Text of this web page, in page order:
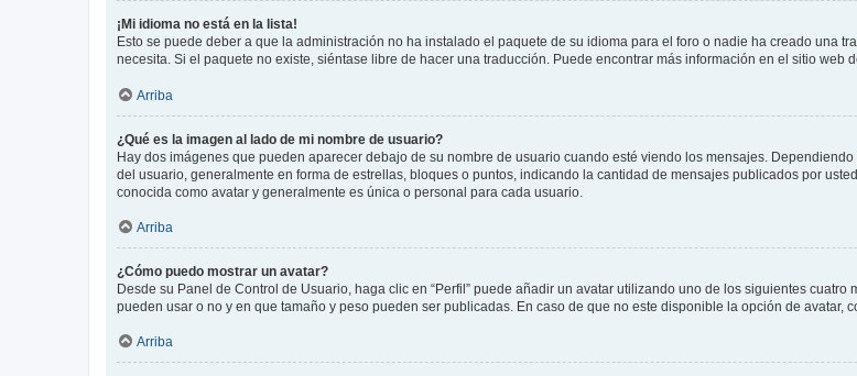
¡Mi idioma no está en la lista!
Esto se puede deber a que la administración no ha instalado el paquete de su idioma para el foro o nadie ha creado una
necesita. Si el paquete no existe, siéntase libre de hacer una traducción. Puede encontrar más información en el sitio web
Arriba
¿Qué es la imagen al lado de mi nombre de usuario?
Hay dos imágenes que pueden aparecer debajo de su nombre de usuario cuando esté viendo los mensajes.
del usuario, generalmente en forma de estrellas, bloques o puntos, indicando la cantidad de mensajes publicados por
conocida como avatar y generalmente es única o personal para cada usuario.
Arriba
¿Cómo puedo mostrar un avatar?
Desde su Panel de Control de Usuario, haga clic en “Perfil” puede añadir un avatar utilizando uno de los siguientes
pueden usar o no y en que tamaño y peso pueden ser publicadas. En caso de que no este disponible la opción de avatar,
Arriba